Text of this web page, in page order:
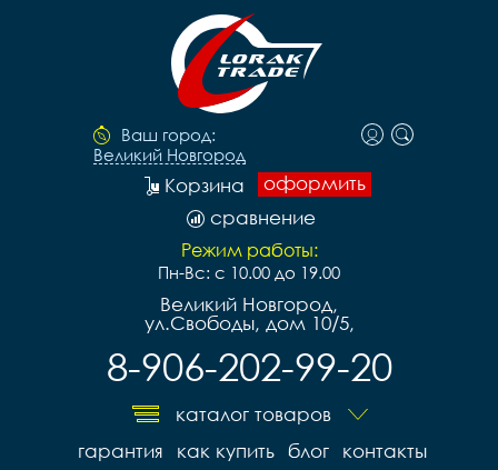
Ваш город:
Великий Новгород
оформить
Корзина
сравнение
Режим работы:
Пн-Вс: с 10.00 до 19.00
Великий Новгород,
ул.Свободы, дом 10/5,
8-906-202-99-20
каталог товаров
контакты
блог
как купить
гарантия